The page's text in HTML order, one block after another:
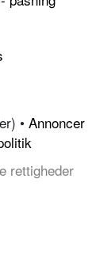
• Annoncer
rettigheder